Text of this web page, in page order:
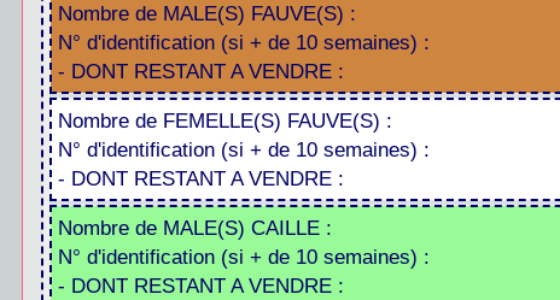
Nombre de MALE(S) FAUVE(S) :
N° d'identification (si + de 10 semaines) :
- DONT RESTANT A VENDRE :
Nombre de FEMELLE(S) FAUVE(S) :
N° d'identification (si + de 10 semaines) :
- DONT RESTANT A VENDRE :
Nombre de MALE(S) CAILLE :
N° d'identification (si + de 10 semaines) :
- DONT RESTANT A VENDRE :